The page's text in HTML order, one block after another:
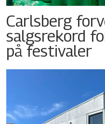
Carlsberg
salgsrekord
på festivaler